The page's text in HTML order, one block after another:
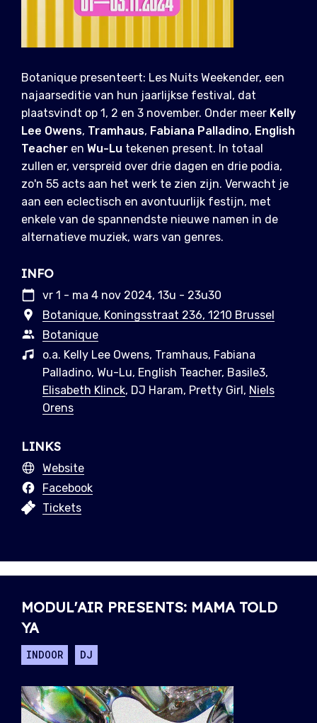
Botanique presenteert: Les Nuits Weekender, een
najaarseditie van hun jaarlijkse festival, dat
plaatsvindt op 1, 2 en 3 november. Onder meer Kelly
Lee Owens, Tramhaus, Fabiana Palladino, English
Teacher en Wu-Lu tekenen present. In totaal
zullen er, verspreid over drie dagen en drie podia,
zo'n 55 acts aan het werk te zien zijn. Verwacht je
aan een eclectisch en avontuurlijk festijn, met
enkele van de spannendste nieuwe namen in de
alternatieve muziek, wars van genres.
INFO
vr 1 - ma 4 nov 2024, 13u - 23u30
Botanique, Koningsstraat 236, 1210 Brussel
Botanique
o.a. Kelly Lee Owens, Tramhaus, Fabiana
Palladino, Wu-Lu, English Teacher, Basile3,
Elisabeth Klinck, DJ Haram, Pretty Girl, Niels
Orens
LINKS
Website
Facebook
Tickets
MODUL'AIR PRESENTS: MAMA TOLD
YA
INDOOR DJ